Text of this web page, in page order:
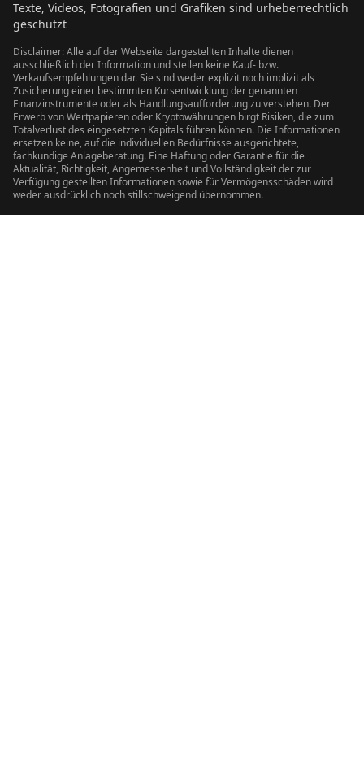
Texte, Videos, Fotografien und Grafiken sind urheberrechtlich
geschützt
Disclaimer: Alle auf der Webseite dargestellten Inhalte dienen
ausschließlich der Information und stellen keine Kauf- bzw.
Verkaufsempfehlungen dar. Sie sind weder explizit noch implizit als
Zusicherung einer bestimmten Kursentwicklung der genannten
Finanzinstrumente oder als Handlungsaufforderung zu verstehen. Der
Erwerb von Wertpapieren oder Kryptowährungen birgt Risiken, die zum
Totalverlust des eingesetzten Kapitals führen können. Die Informationen
ersetzen keine, auf die individuellen Bedürfnisse ausgerichtete,
fachkundige Anlageberatung. Eine Haftung oder Garantie für die
Aktualität, Richtigkeit, Angemessenheit und Vollständigkeit der zur
Verfügung gestellten Informationen sowie für Vermögensschäden wird
weder ausdrücklich noch stillschweigend übernommen.